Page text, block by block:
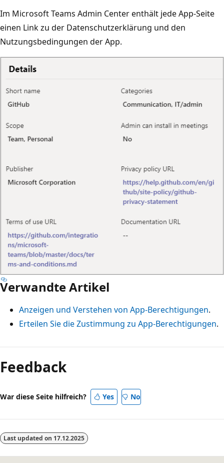
Im Microsoft Teams Admin Center enthält jede App-Seite
einen Link zu der Datenschutzerklärung und den
Nutzungsbedingungen der App.
Verwandte Artikel
Anzeigen und Verstehen von App-Berechtigungen.
Erteilen Sie die Zustimmung zu App-Berechtigungen.
Feedback
War diese Seite hilfreich? Yes No
Last updated on 17.12.2025